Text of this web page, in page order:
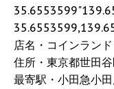
店名・コインラン
住所・東京都世田
最寄駅・小田急小